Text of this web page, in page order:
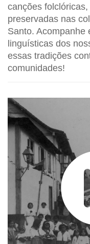
canções
preservadas nas
Santo. Acompanhe
linguísticas dos
essas tradições
comunidades!